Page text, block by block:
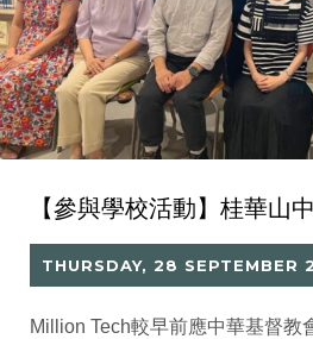
【參與學校活動】桂華山
THURSDAY, 28 SEPTEMBER
Million Tech較早前應中華基督